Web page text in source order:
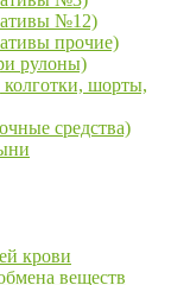
№12)
прочие)
рулоны)
шорты,
средства)
крови
веществ